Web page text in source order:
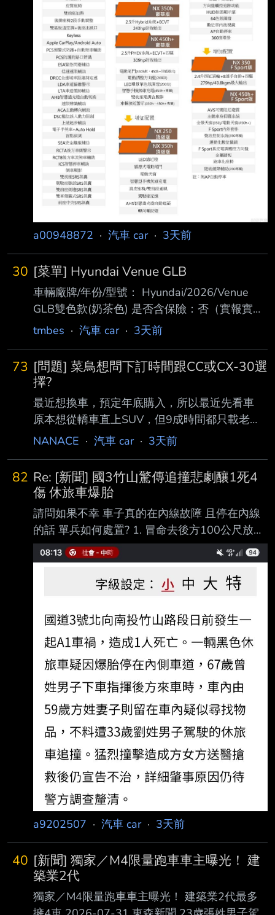
nx200有電尾門！200萬的也應該有！所以我
DM就沒有仔細對照差異 結果在交車時開開心心
的去，發現沒電尾！我跟老婆
a00948872 · 汽車 car· 3天前
30 [菜單] Hyundai Venue GLB
車輛廠牌/年份/型號： Hyundai/2026/Venue
GLB雙色款(奶茶色) 是否含保險：否（實報實
銷） 是否含領牌稅金：否 成交價格(總價):71.7
點：臺北 自費配備/配件：升級FSK冰鑽8000 贈
送配備/配件 AVM環景 BSD盲點偵測 前後行車
紀錄器 ETC車牌框式 防水踏墊 後車廂防水托盤
避光墊 雨傘 交車禮 五年六大系統保固 付款方式
(現金 or貸款)：貸款 購車心得：目標就是小型
車，本來屬意Swift，但考量安全問題，轉而看
向Venu
tmbes · 汽車 car· 3天前
73 [問題] 菜鳥想問下訂時間跟CC或CX-30選
擇?
最近想換車，預定年底購入，所以最近先看車
原本想從轎車直上SUV，但9成時間都只載老婆
(160cm)小孩(110cm)，2位身型嬌小 太太也說
才擠一點，但一年也沒超過10次(SUV需求底一
點) 而且每年才跑不到1萬km，希望夠用就好(所
以油電PASS) 所以原本都看好的TT或CX5 就直
接往下看CC或CX-30的汽油最入門款 目前口頭
問到大概是 CC 豪華汽油版 80.9-4(折扣)-5(舊
換新)-5(貨物稅)=66.9 CX-30 Ace Editio
NANACE · 汽車 car· 3天前
82 Re: [新聞] 國3竹山驚傳追撞悲劇釀1死4
傷 休旅車爆胎
請問如果不幸 車子真的在內線故障 且停在內線
的話 單兵如何處置? 1. 冒命去後方100公尺放故
障標示 2. 人員設法逃到內線護欄之外 還有別的
選項嗎 :
https://udn.com/news/story/7320/9672734 : 國
3竹山驚傳追撞悲劇釀1死4傷 休旅車爆胎停內線
遭撞婦人傷重亡 : 2026-08-05 16:45 聯合報／
記者 : 江良誠／南投即時報導 : 國道3號北向
240.2公里南投竹山路段，3日下午發生死亡車
禍！1輛休旅車疑因爆胎停在內 : 側車道，後方
車輛疑未注意前方狀
a9202507 · 汽車 car· 3天前
40 [新聞] 獨家／M4限量跑車車主曝光！ 建
築業2代
獨家／M4限量跑車車主曝光！ 建築業2代最多